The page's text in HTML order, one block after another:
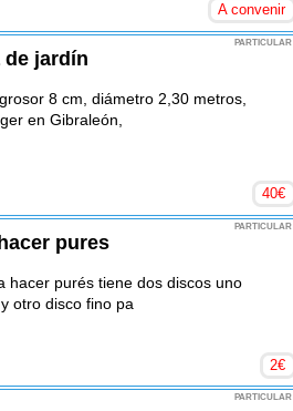
A convenir
PARTICULAR
de jardín
8 cm, diámetro 2,30 metros,
en Gibraleón,
40€
PARTICULAR
pures
hacer purés tiene dos discos uno
otro disco fino pa
2€
PARTICULAR